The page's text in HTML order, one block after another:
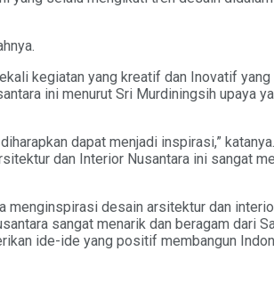
kegiatan yang kreatif dan Inovatif
ini menurut Sri Murdiningsih upaya
dapat menjadi inspirasi,”
dan Interior Nusantara ini sangat
menginspirasi desain arsitektur dan
sangat menarik dan beragam dari
ide-ide yang positif membangun